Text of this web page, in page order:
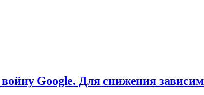
Google. Для снижения